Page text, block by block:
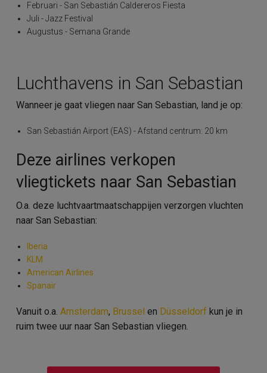
Februari - San Sebastián Caldereros Fiesta
Juli - Jazz Festival
Augustus - Semana Grande
Luchthavens in San Sebastian
Wanneer je gaat vliegen naar San Sebastian, land je op:
San Sebastián Airport (EAS) - Afstand centrum: 20 km
Deze airlines verkopen
vliegtickets naar San Sebastian
O.a. deze luchtvaartmaatschappijen verzorgen vluchten
naar San Sebastian:
Iberia
KLM
American Airlines
Spanair
Vanuit o.a. Amsterdam, Brussel en Düsseldorf kun je in
ruim twee uur naar San Sebastian vliegen.